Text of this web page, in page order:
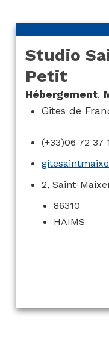
Studio
Petit
Hébergement,
Gites de
(+33)06 72 37
2, Saint-
86310
HAIMS